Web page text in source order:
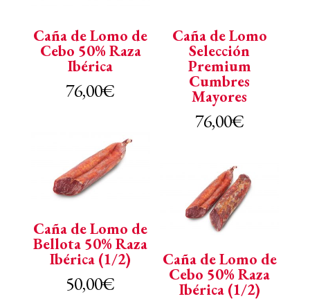
Caña de Lomo de
Cebo 50% Raza
Ibérica
76,00€
Caña de Lomo
Selección
Premium
Cumbres
Mayores
76,00€
Caña de Lomo de
Bellota 50% Raza
Ibérica (1/2)
50,00€
Caña de Lomo de
Cebo 50% Raza
Ibérica (1/2)